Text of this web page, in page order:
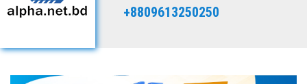
+8809613250250